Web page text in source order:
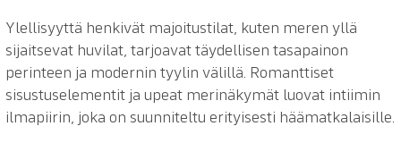
Ylellisyyttä henkivät majoitustilat, kuten meren yllä
sijaitsevat huvilat, tarjoavat täydellisen tasapainon
perinteen ja modernin tyylin välillä. Romanttiset
sisustuselementit ja upeat merinäkymät luovat intiimin
ilmapiirin, joka on suunniteltu erityisesti häämatkalaisille.